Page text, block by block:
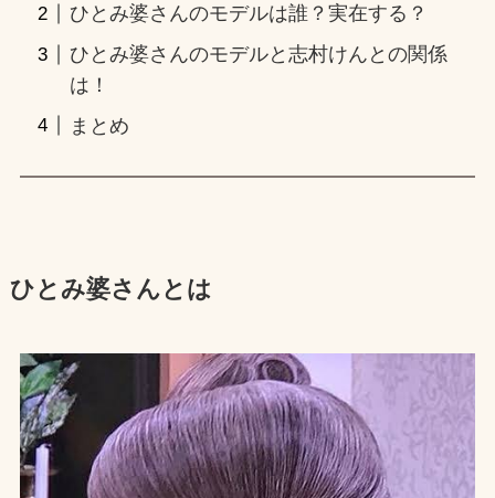
ひとみ婆さんのモデルは誰？実在する？
ひとみ婆さんのモデルと志村けんとの関係
は！
まとめ
ひとみ婆さんとは